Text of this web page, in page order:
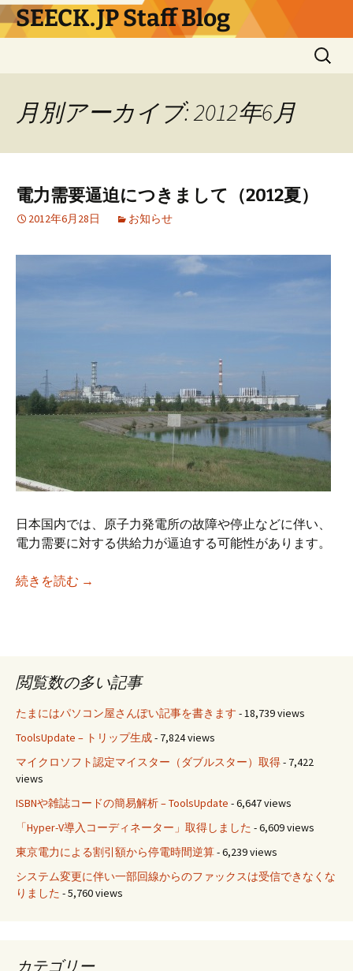
コ
ン SEECK.JP Staff Blog
検
索:
月別アーカイブ: 2012年6月
電力需要逼迫につきまして（2012夏）
2012年6月28日 お知らせ
日本国内では、原子力発電所の故障や停止などに伴い、
電力需要に対する供給力が逼迫する可能性があります。
続きを読む 電力需要逼迫につきまして（2012夏）
→
閲覧数の多い記事
たまにはパソコン屋さんぽい記事を書きます - 18,739 views
ToolsUpdate – トリップ生成- 7,824 views
マイクロソフト認定マイスター（ダブルスター）取得- 7,422
views
ISBNや雑誌コードの簡易解析 – ToolsUpdate - 6,647 views
「Hyper-V導入コーディネーター」取得しました - 6,609 views
東京電力による割引額から停電時間逆算- 6,239 views
システム変更に伴い一部回線からのファックスは受信できなくな
りました - 5,760 views
カテゴリー